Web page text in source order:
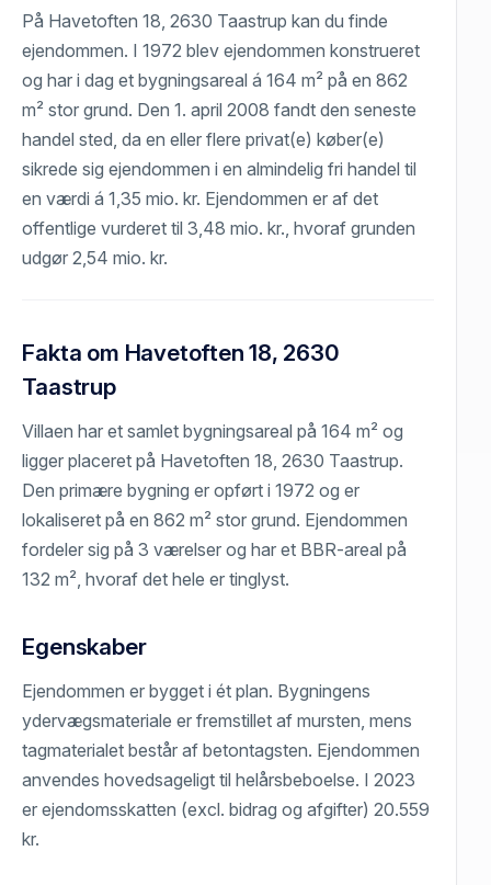
På Havetoften 18, 2630 Taastrup kan du finde
ejendommen. I 1972 blev ejendommen konstrueret
og har i dag et bygningsareal á 164 m² på en 862
m² stor grund. Den 1. april 2008 fandt den seneste
handel sted, da en eller flere privat(e) køber(e)
sikrede sig ejendommen i en almindelig fri handel til
en værdi á 1,35 mio. kr. Ejendommen er af det
offentlige vurderet til 3,48 mio. kr., hvoraf grunden
udgør 2,54 mio. kr.
Fakta om Havetoften 18, 2630
Taastrup
Villaen har et samlet bygningsareal på 164 m² og
ligger placeret på Havetoften 18, 2630 Taastrup.
Den primære bygning er opført i 1972 og er
lokaliseret på en 862 m² stor grund. Ejendommen
fordeler sig på 3 værelser og har et BBR-areal på
132 m², hvoraf det hele er tinglyst.
Egenskaber
Ejendommen er bygget i ét plan. Bygningens
ydervægsmateriale er fremstillet af mursten, mens
tagmaterialet består af betontagsten. Ejendommen
anvendes hovedsageligt til helårsbeboelse. I 2023
er ejendomsskatten (excl. bidrag og afgifter) 20.559
kr.